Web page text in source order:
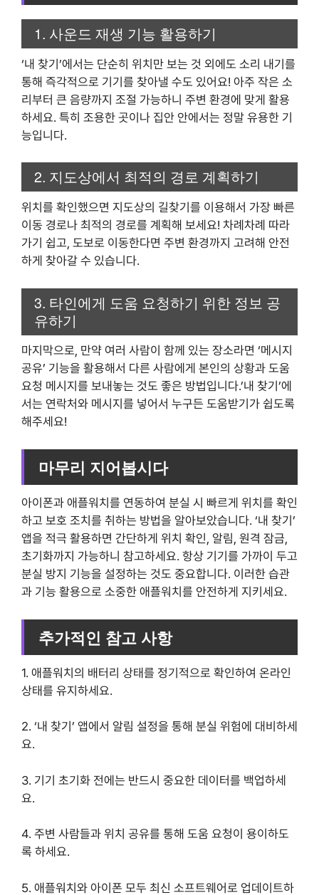
1. 사운드 재생 기능 활용하기
‘내 찾기’에서는 단순히 위치만 보는 것 외에도 소리 내기를
통해 즉각적으로 기기를 찾아낼 수도 있어요! 아주 작은 소
리부터 큰 음량까지 조절 가능하니 주변 환경에 맞게 활용
하세요. 특히 조용한 곳이나 집안 안에서는 정말 유용한 기
능입니다.
2. 지도상에서 최적의 경로 계획하기
위치를 확인했으면 지도상의 길찾기를 이용해서 가장 빠른
이동 경로나 최적의 경로를 계획해 보세요! 차례차례 따라
가기 쉽고, 도보로 이동한다면 주변 환경까지 고려해 안전
하게 찾아갈 수 있습니다.
3. 타인에게 도움 요청하기 위한 정보 공
유하기
마지막으로, 만약 여러 사람이 함께 있는 장소라면 ‘메시지
공유’ 기능을 활용해서 다른 사람에게 본인의 상황과 도움
요청 메시지를 보내놓는 것도 좋은 방법입니다.’내 찾기’에
서는 연락처와 메시지를 넣어서 누구든 도움받기가 쉽도록
해주세요!
마무리 지어봅시다
아이폰과 애플워치를 연동하여 분실 시 빠르게 위치를 확인
하고 보호 조치를 취하는 방법을 알아보았습니다. ‘내 찾기’
앱을 적극 활용하면 간단하게 위치 확인, 알림, 원격 잠금,
초기화까지 가능하니 참고하세요. 항상 기기를 가까이 두고
분실 방지 기능을 설정하는 것도 중요합니다. 이러한 습관
과 기능 활용으로 소중한 애플워치를 안전하게 지키세요.
추가적인 참고 사항
1. 애플워치의 배터리 상태를 정기적으로 확인하여 온라인
상태를 유지하세요.
2. ‘내 찾기’ 앱에서 알림 설정을 통해 분실 위험에 대비하세
요.
3. 기기 초기화 전에는 반드시 중요한 데이터를 백업하세
요.
4. 주변 사람들과 위치 공유를 통해 도움 요청이 용이하도
록 하세요.
5. 애플워치와 아이폰 모두 최신 소프트웨어로 업데이트하